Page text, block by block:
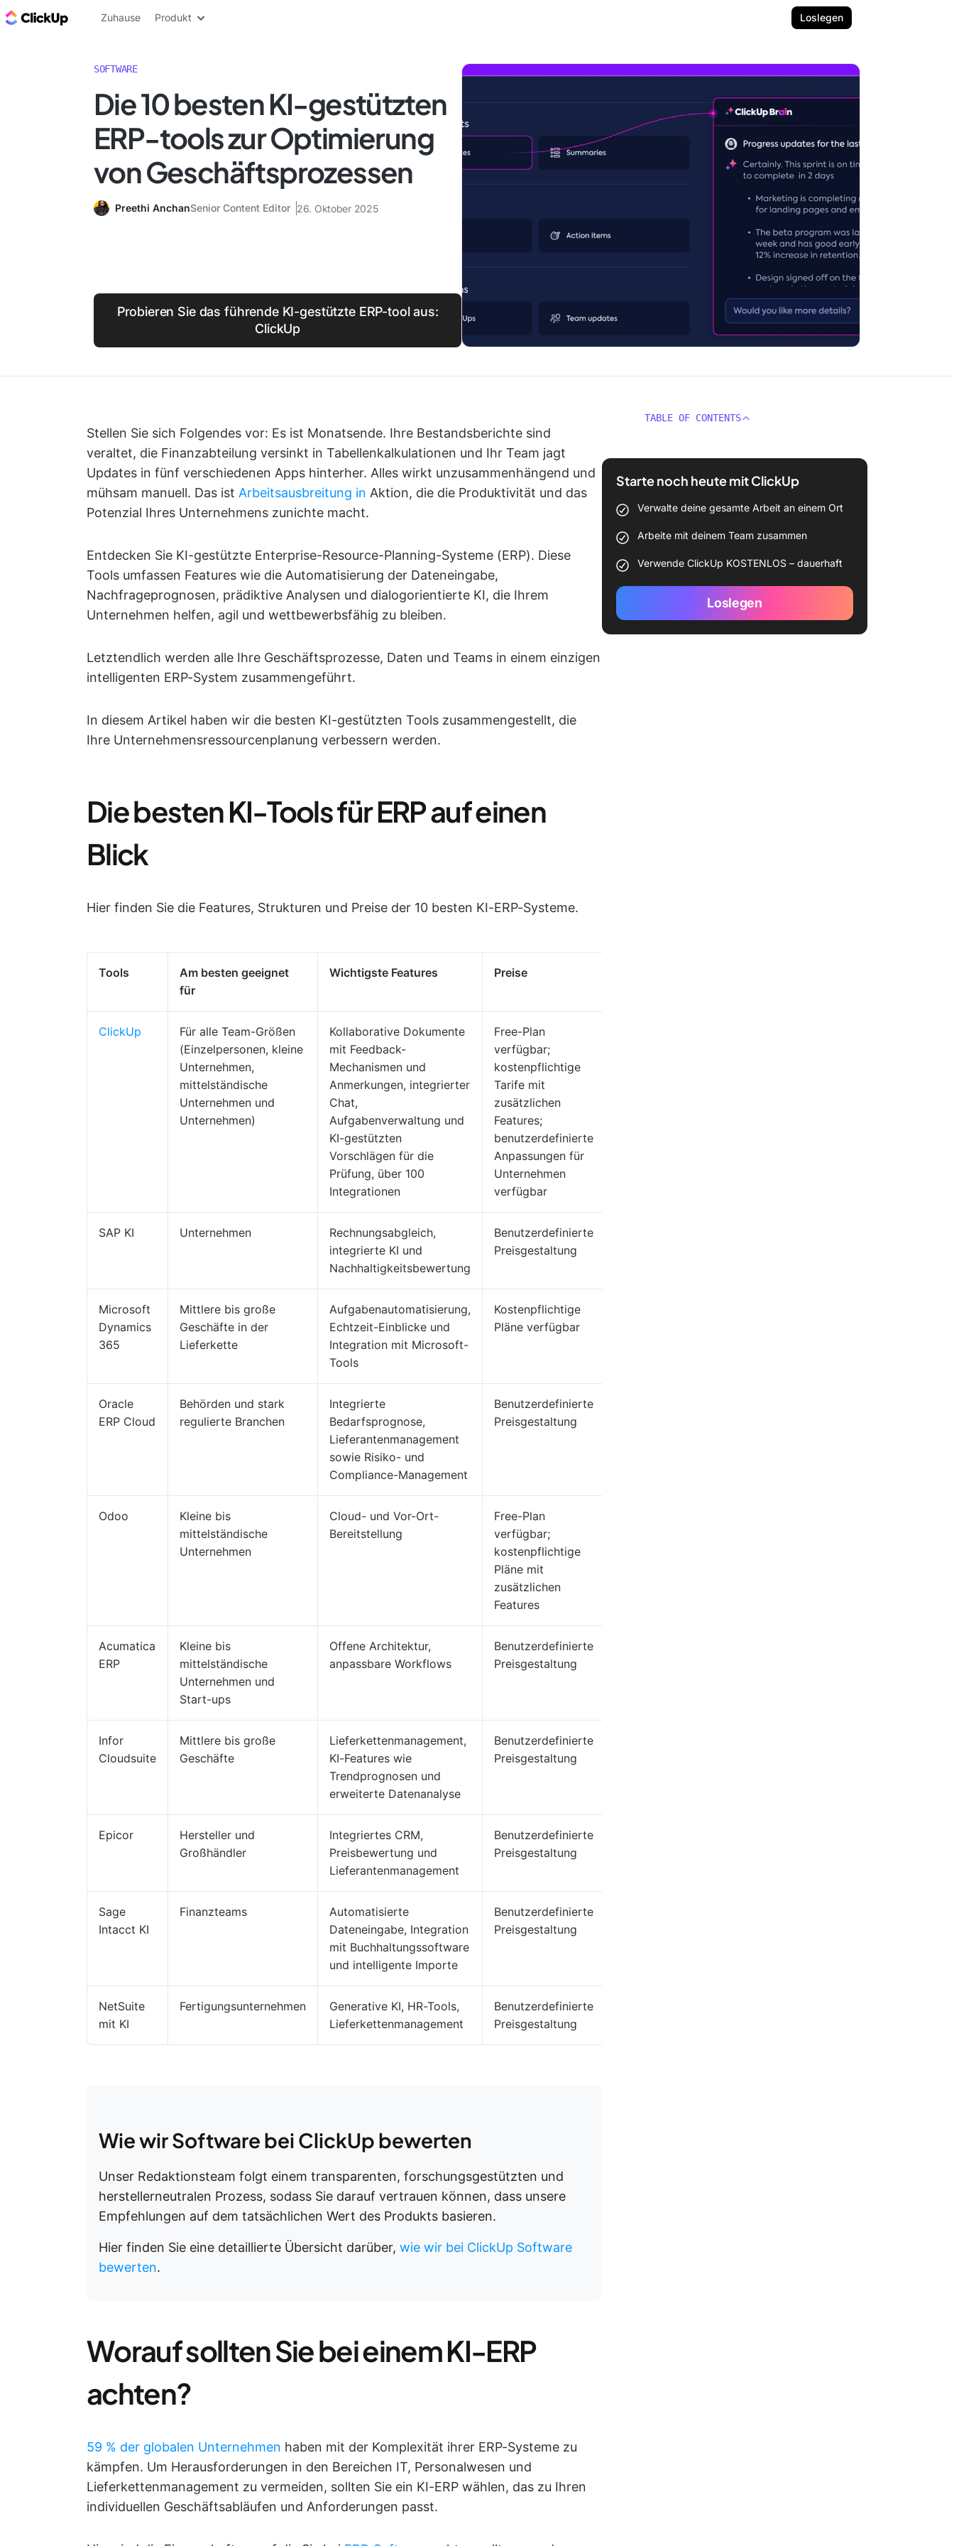
ClickUp Blog
Zuhause Produkt Loslegen
SOFTWARE
Die 10 besten KI-gestützten
ERP-tools zur Optimierung
von Geschäftsprozessen
Preethi AnchanSenior Content Editor 26. Oktober 2025
Probieren Sie das führende KI-gestützte ERP-tool aus:
ClickUp
Stellen Sie sich Folgendes vor: Es ist Monatsende. Ihre Bestandsberichte sind
veraltet, die Finanzabteilung versinkt in Tabellenkalkulationen und Ihr Team jagt
Updates in fünf verschiedenen Apps hinterher. Alles wirkt unzusammenhängend und
mühsam manuell. Das ist Arbeitsausbreitung in Aktion, die die Produktivität und das
Potenzial Ihres Unternehmens zunichte macht.
Entdecken Sie KI-gestützte Enterprise-Resource-Planning-Systeme (ERP). Diese
Tools umfassen Features wie die Automatisierung der Dateneingabe,
Nachfrageprognosen, prädiktive Analysen und dialogorientierte KI, die Ihrem
Unternehmen helfen, agil und wettbewerbsfähig zu bleiben.
Letztendlich werden alle Ihre Geschäftsprozesse, Daten und Teams in einem einzigen
intelligenten ERP-System zusammengeführt.
In diesem Artikel haben wir die besten KI-gestützten Tools zusammengestellt, die
Ihre Unternehmensressourcenplanung verbessern werden.
Die besten KI-Tools für ERP auf einen
Blick
Hier finden Sie die Features, Strukturen und Preise der 10 besten KI-ERP-Systeme.
Tools
Am besten geeignet
für
Wichtigste Features Preise
ClickUp
Für alle Team-Größen
(Einzelpersonen, kleine
Unternehmen,
mittelständische
Unternehmen und
Unternehmen)
Kollaborative Dokumente
mit Feedback-
Mechanismen und
Anmerkungen, integrierter
Chat,
Aufgabenverwaltung und
KI-gestützten
Vorschlägen für die
Prüfung, über 100
Integrationen
Free-Plan
verfügbar;
kostenpflichtige
Tarife mit
zusätzlichen
Features;
benutzerdefinierte
Anpassungen für
Unternehmen
verfügbar
SAP KI Unternehmen
Rechnungsabgleich,
integrierte KI und
Nachhaltigkeitsbewertung
Benutzerdefinierte
Preisgestaltung
Microsoft
Dynamics
365
Mittlere bis große
Geschäfte in der
Lieferkette
Aufgabenautomatisierung,
Echtzeit-Einblicke und
Integration mit Microsoft-
Tools
Kostenpflichtige
Pläne verfügbar
Oracle
ERP Cloud
Behörden und stark
regulierte Branchen
Integrierte
Bedarfsprognose,
Lieferantenmanagement
sowie Risiko- und
Compliance-Management
Benutzerdefinierte
Preisgestaltung
Odoo
Kleine bis
mittelständische
Unternehmen
Cloud- und Vor-Ort-
Bereitstellung
Free-Plan
verfügbar;
kostenpflichtige
Pläne mit
zusätzlichen
Features
Acumatica
ERP
Kleine bis
mittelständische
Unternehmen und
Start-ups
Offene Architektur,
anpassbare Workflows
Benutzerdefinierte
Preisgestaltung
Infor
Cloudsuite
Mittlere bis große
Geschäfte
Lieferkettenmanagement,
KI-Features wie
Trendprognosen und
erweiterte Datenanalyse
Benutzerdefinierte
Preisgestaltung
Epicor
Hersteller und
Großhändler
Integriertes CRM,
Preisbewertung und
Lieferantenmanagement
Benutzerdefinierte
Preisgestaltung
Sage
Intacct KI
Finanzteams
Automatisierte
Dateneingabe, Integration
mit Buchhaltungssoftware
und intelligente Importe
Benutzerdefinierte
Preisgestaltung
NetSuite
mit KI
Fertigungsunternehmen
Generative KI, HR-Tools,
Lieferkettenmanagement
Benutzerdefinierte
Preisgestaltung
Wie wir Software bei ClickUp bewerten
Unser Redaktionsteam folgt einem transparenten, forschungsgestützten und
herstellerneutralen Prozess, sodass Sie darauf vertrauen können, dass unsere
Empfehlungen auf dem tatsächlichen Wert des Produkts basieren.
Hier finden Sie eine detaillierte Übersicht darüber, wie wir bei ClickUp Software
bewerten.
Worauf sollten Sie bei einem KI-ERP
achten?
59 % der globalen Unternehmen haben mit der Komplexität ihrer ERP-Systeme zu
kämpfen. Um Herausforderungen in den Bereichen IT, Personalwesen und
Lieferkettenmanagement zu vermeiden, sollten Sie ein KI-ERP wählen, das zu Ihren
individuellen Geschäftsabläufen und Anforderungen passt.
TABLE OF CONTENTS
Starte noch heute mit ClickUp
Verwalte deine gesamte Arbeit an einem Ort
Arbeite mit deinem Team zusammen
Verwende ClickUp KOSTENLOS – dauerhaft
Loslegen